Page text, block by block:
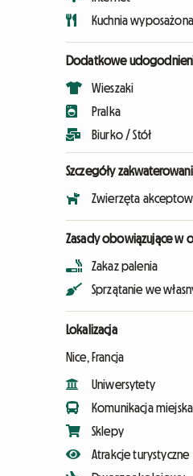
Kuchnia wyposażona
Dodatkowe
Wieszaki
Pralka
Biurko / Stół
Szczegóły
Zwierzęta
Zasady obowiązujące w
Zakaz palenia
Sprzątanie we
Lokalizacja
Nice, Francja
Uniwersytety
Komunikacja miejska
Sklepy
Atrakcje turystyczne